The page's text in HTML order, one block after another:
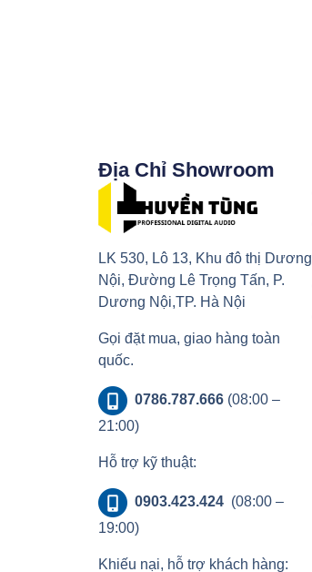
Địa Chỉ Showroom
LK 530, Lô 13, Khu đô thị Dương
Nội, Đường Lê Trọng Tấn, P.
Dương Nội,TP. Hà Nội
Gọi đặt mua, giao hàng toàn
quốc.
0786.787.666(08:00 –
21:00)
Hỗ trợ kỹ thuật:
0903.423.424 (08:00 –
19:00)
Khiếu nại, hỗ trợ khách hàng: